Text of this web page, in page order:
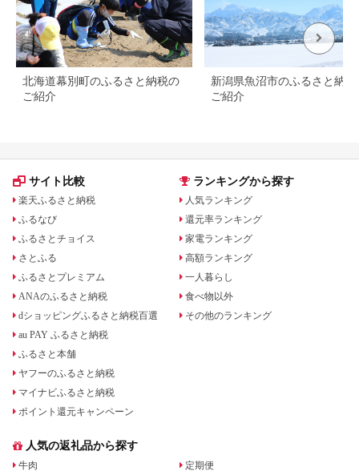
北海道幕別町のふるさと納税の
ご紹介
新潟県魚沼市のふるさと納税
ご紹介
サイト比較
楽天ふるさと納税
ふるなび
ふるさとチョイス
さとふる
ふるさとプレミアム
ANAのふるさと納税
dショッピングふるさと納税百選
au PAY ふるさと納税
ふるさと本舗
ヤフーのふるさと納税
マイナビふるさと納税
ポイント還元キャンペーン
ランキングから探す
人気ランキング
還元率ランキング
家電ランキング
高額ランキング
一人暮らし
食べ物以外
その他のランキング
人気の返礼品から探す
牛肉
定期便